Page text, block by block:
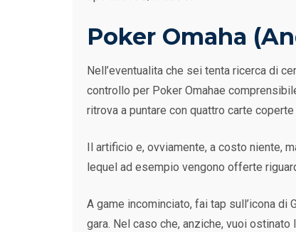
Poker Omaha
Nell’eventualita che sei tenta ricerca di
controllo per Poker Omahae
ritrova a puntare con quattro carte
Il artificio e, ovviamente, a costo niente,
lequel ad esempio vengono offerte
A game incominciato, fai tap sull’icona di
gara. Nel caso che, anziche, vuoi